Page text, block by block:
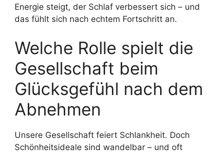
Energie steigt, der Schlaf verbessert sich – und
das fühlt sich nach echtem Fortschritt an.
Welche Rolle spielt die
Gesellschaft beim
Glücksgefühl nach dem
Abnehmen
Unsere Gesellschaft feiert Schlankheit. Doch
Schönheitsideale sind wandelbar – und oft